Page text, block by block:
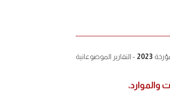
2023 - التقارير الموضوعاتية
والموارد،